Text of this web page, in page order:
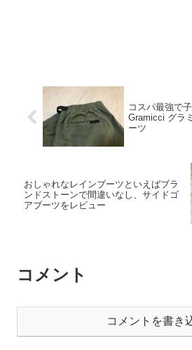
コスパ最強で
Gramicci グラ
ーツ
おしゃれなレインブーツといえばブラ
ンドストーンで間違いなし、サイドゴ
アブーツをレビュー
コメント
コメントを書き